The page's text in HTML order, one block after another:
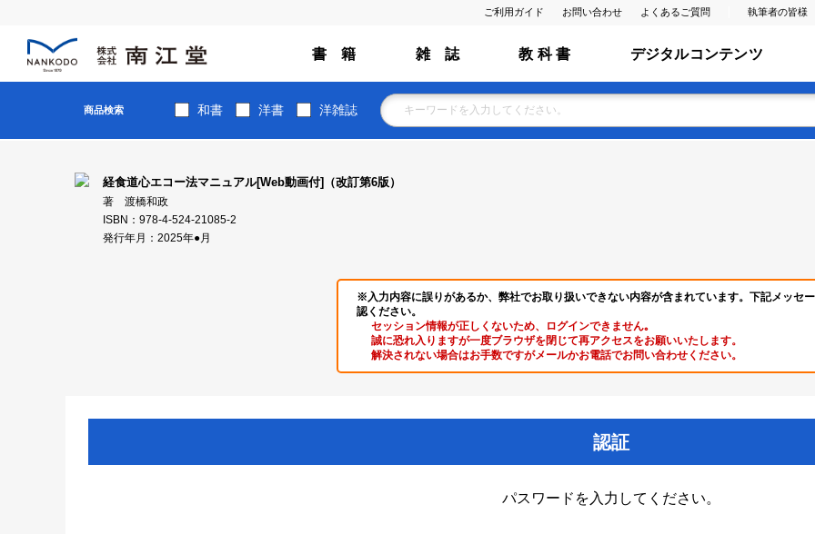
ご利用ガイド お問い合わせ よくあるご質問 執筆者の皆様
書 籍 雑 誌 教 科 書 デジタルコンテンツ
商品検索 和書 洋書 洋雑誌
経食道心エコー法マニュアル[Web動画付]（改訂第6版）
著 渡橋和政
ISBN：978-4-524-21085-2
発行年月：2025年●月
※入力内容に誤りがあるか、弊社でお取り扱いできない内容が含まれています。下記メッセ
認ください。
セッション情報が正しくないため、ログインできません｡
誠に恐れ入りますが一度ブラウザを閉じて再アクセスをお願いいたします。
解決されない場合はお手数ですがメールかお電話でお問い合わせください。
認証
パスワードを入力してください。